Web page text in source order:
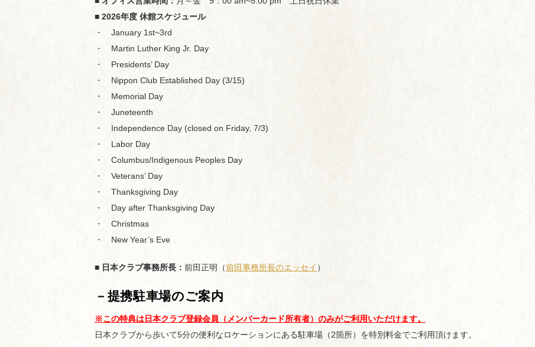
■ 2026年度 休館スケジュール
・ January 1st~3rd
・ Martin Luther King Jr. Day
・ Presidents’ Day
・ Nippon Club Established Day (3/15)
・ Memorial Day
・ Juneteenth
・ Independence Day (closed on Friday, 7/3)
・ Labor Day
・ Columbus/Indigenous Peoples Day
・ Veterans’ Day
・ Thanksgiving Day
・ Day after Thanksgiving Day
・ Christmas
・ New Year’s Eve
■ 日本クラブ事務所長： 前田正明（前田事務所長のエッセイ ）
－提携駐車場のご案内
※この特典は日本クラブ登録会員（メンバーカード所有者）のみがご利用いただけます。
日本クラブから歩いて5分の便利なロケーションにある駐車場（2箇所）を特別料金でご利用頂けます。